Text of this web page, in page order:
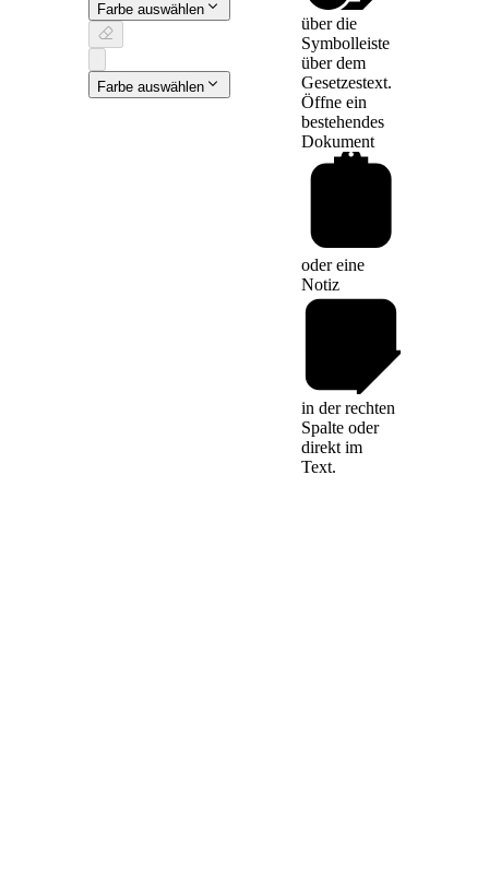
Farbe auswählen
Farbe auswählen
über die
Symbolleiste
über dem
Gesetzestext.
Öffne ein
bestehendes
Dokument
oder eine
Notiz
in der rechten
Spalte oder
direkt im
Text.